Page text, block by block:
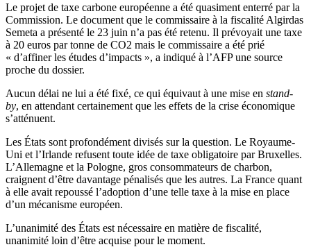
Le projet de taxe carbone européenne a été quasiment enterré par la
Commission. Le document que le commissaire à la fiscalité Algirdas
Semeta a présenté le 23 juin n’a pas été retenu. Il prévoyait une taxe
à 20 euros par tonne de CO2 mais le commissaire a été prié
« d’affiner les études d’impacts », a indiqué à l’AFP une source
proche du dossier.
Aucun délai ne lui a été fixé, ce qui équivaut à une mise en stand-
by, en attendant certainement que les effets de la crise économique
s’atténuent.
Les États sont profondément divisés sur la question. Le Royaume-
Uni et l’Irlande refusent toute idée de taxe obligatoire par Bruxelles.
L’Allemagne et la Pologne, gros consommateurs de charbon,
craignent d’être davantage pénalisés que les autres. La France quant
à elle avait repoussé l’adoption d’une telle taxe à la mise en place
d’un mécanisme européen.
L’unanimité des États est nécessaire en matière de fiscalité,
unanimité loin d’être acquise pour le moment.